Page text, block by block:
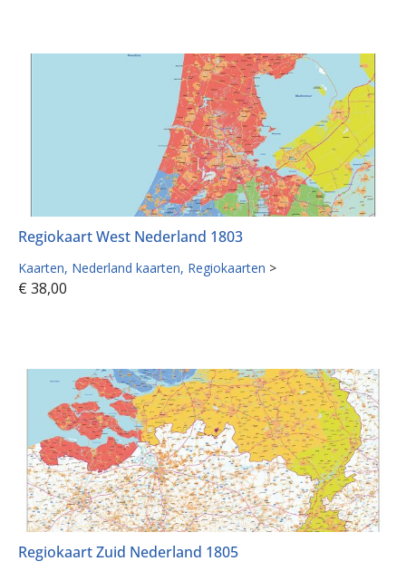
Regiokaart West Nederland 1803
Kaarten Nederland kaarten Regiokaarten >
€ 38,00
Regiokaart Zuid Nederland 1805